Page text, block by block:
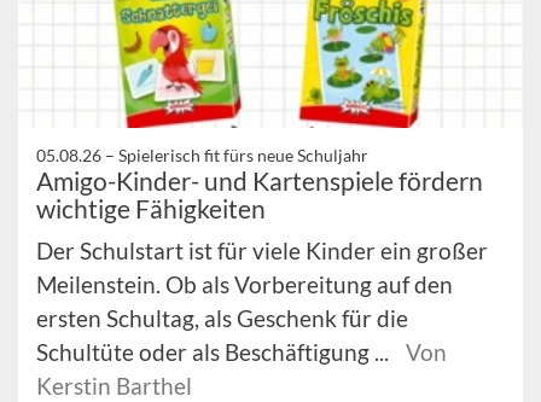
05.08.26 – Spielerisch fit fürs neue Schuljahr
Amigo-Kinder- und Kartenspiele fördern
wichtige Fähigkeiten
Der Schulstart ist für viele Kinder ein großer
Meilenstein. Ob als Vorbereitung auf den
ersten Schultag, als Geschenk für die
Schultüte oder als Beschäftigung ...
Von
Kerstin Barthel